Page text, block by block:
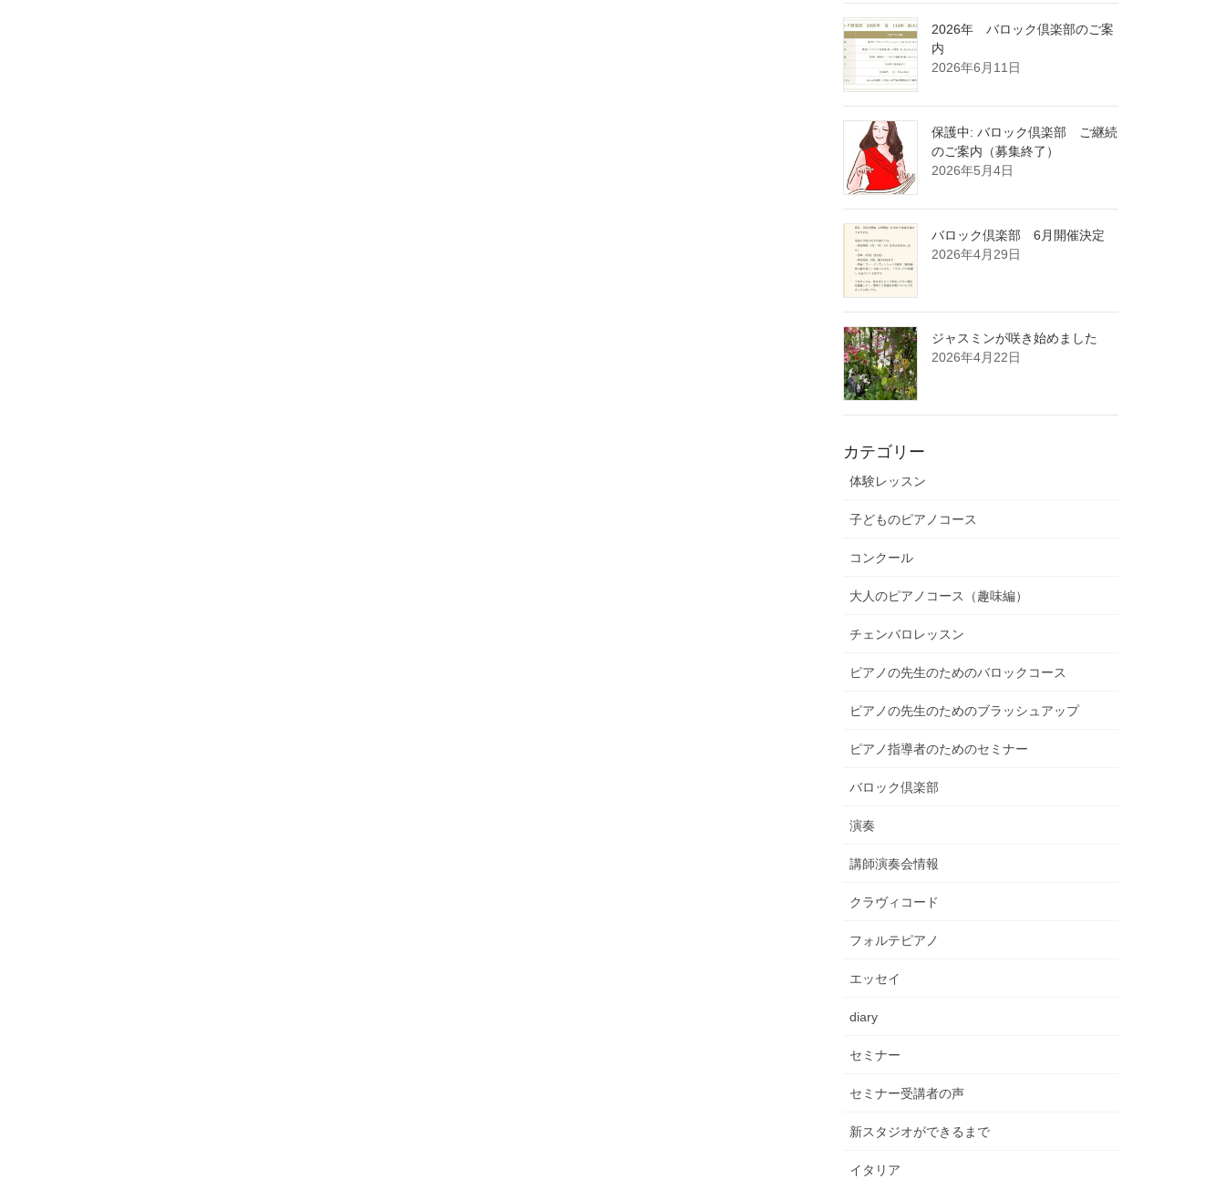
2026年 バロック倶楽部のご案
内
2026年6月11日
保護中: バロック倶楽部 ご継続
のご案内（募集終了）
2026年5月4日
バロック倶楽部 6月開催決定
2026年4月29日
ジャスミンが咲き始めました
2026年4月22日
カテゴリー
体験レッスン
子どものピアノコース
コンクール
大人のピアノコース（趣味編）
チェンバロレッスン
ピアノの先生のためのバロックコース
ピアノの先生のためのブラッシュアップ
ピアノ指導者のためのセミナー
バロック倶楽部
演奏
講師演奏会情報
クラヴィコード
フォルテピアノ
エッセイ
diary
セミナー
セミナー受講者の声
新スタジオができるまで
イタリア